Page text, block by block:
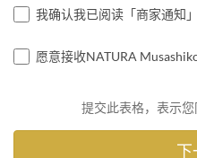
我确认我已阅读「商家通知」
愿意接收NATURA
提交此表格，表示您